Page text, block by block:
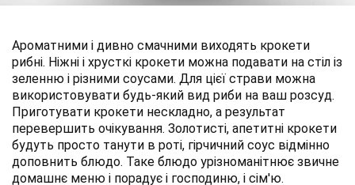
Ароматними і дивно смачними виходять крокети
рибні. Ніжні і хрусткі крокети можна подавати на стіл із
зеленню і різними соусами. Для цієї страви можна
використовувати будь-який вид риби на ваш розсуд.
Приготувати крокети нескладно, а результат
перевершить очікування. Золотисті, апетитні крокети
будуть просто танути в роті, гірчичний соус відмінно
доповнить блюдо. Таке блюдо урізноманітнює звичне
домашнє меню і порадує і господиню, і сім'ю.